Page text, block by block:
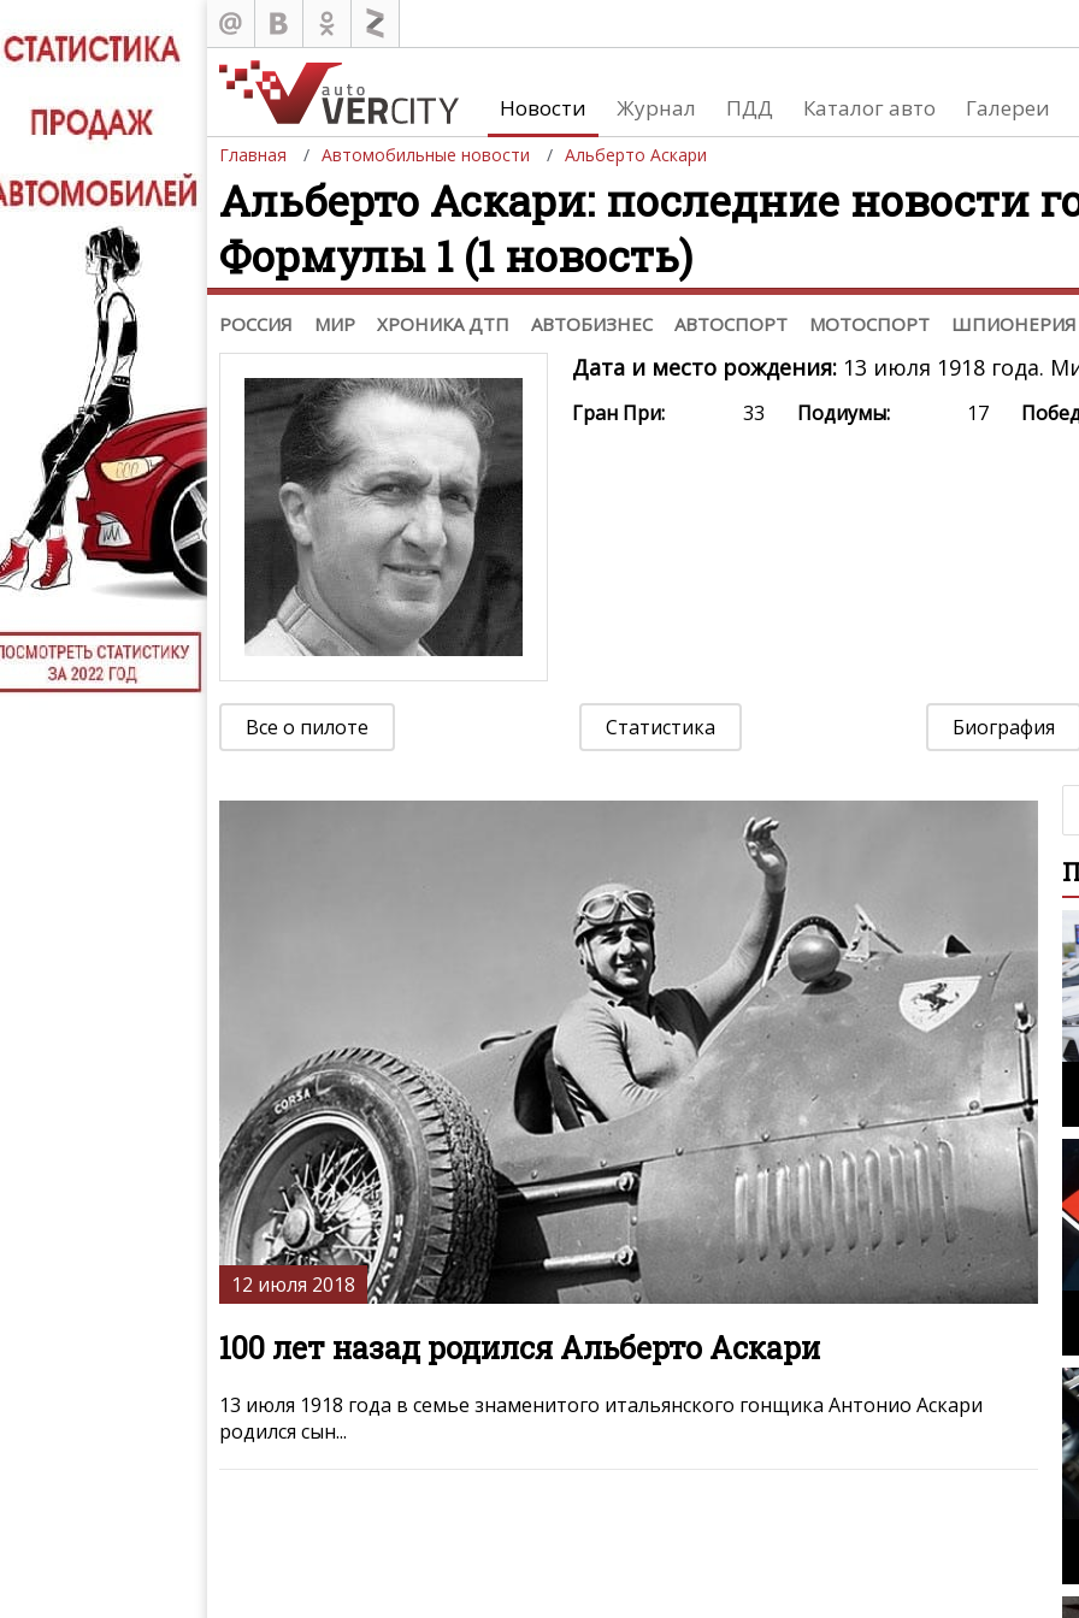
Новости Журнал ПДД Каталог авто Галереи
Главная Автомобильные новости Альберто Аскари
Альберто Аскари: последние новости
Формулы 1 (1 новость)
РОССИЯ МИР ХРОНИКА ДТП АВТОБИЗНЕС АВТОСПОРТ МОТОСПОРТ ШПИОНЕРИЯ
Новости
Россия,
Украина, Беларусь
Азербайджан
Мировые новости
Автобизнес, Мототехника
Шпионские фото
Звездные новости
Тизеры. Рисунки. Скетчи
Украина, Беларусь
ДТП в мире
Отзыв техники
Автомобили
Мототехника
GP2, GP3
Формула-Е
Ралли-рейды
TRC International Series
Дата и место рождения: 13 июля 1918 года.
Гран При: 33 Подиумы: 17
Все о пилоте Статистика Биография
12 июля 2018
100 лет назад родился Альберто Аскари
13 июля 1918 года в семье знаменитого итальянского гонщика Антонио Аскари
родился сын...